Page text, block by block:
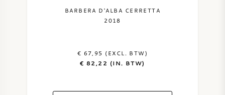
BARBERA D'ALBA CERRETTA
2018
€ 67,95 (EXCL. BTW)
€ 82,22 (IN. BTW)